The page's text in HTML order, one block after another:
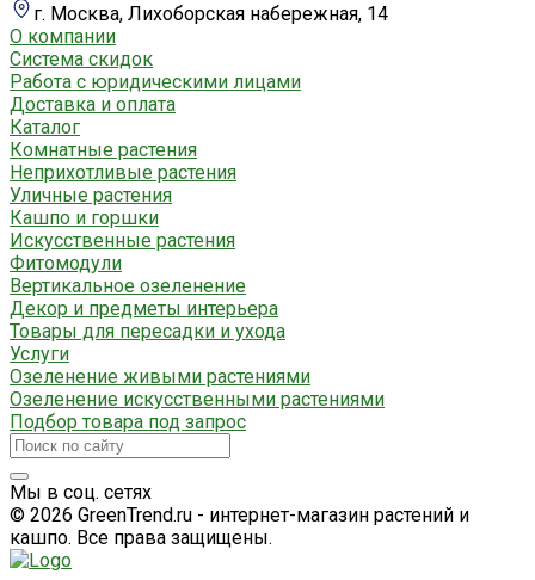
г. Москва, Лихоборская набережная, 14
О компании
Система скидок
Работа с юридическими лицами
Доставка и оплата
Каталог
Комнатные растения
Неприхотливые растения
Уличные растения
Кашпо и горшки
Искусственные растения
Фитомодули
Вертикальное озеленение
Декор и предметы интерьера
Товары для пересадки и ухода
Услуги
Озеленение живыми растениями
Озеленение искусственными растениями
Подбор товара под запрос
Мы в соц. сетях
© 2026 GreenTrend.ru - интернет-магазин растений и
кашпо. Все права защищены.